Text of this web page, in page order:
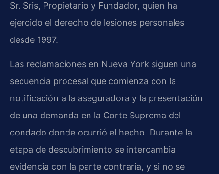
Sr. Sris, Propietario y Fundador, quien ha
ejercido el derecho de lesiones personales
desde 1997.
Las reclamaciones en Nueva York siguen una
secuencia procesal que comienza con la
notificación a la aseguradora y la presentación
de una demanda en la Corte Suprema del
condado donde ocurrió el hecho. Durante la
etapa de descubrimiento se intercambia
evidencia con la parte contraria, y si no se